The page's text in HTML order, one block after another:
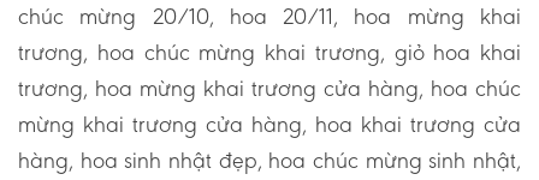
chúc mừng 20/10, hoa 20/11, hoa mừng khai
trương, hoa chúc mừng khai trương, giỏ hoa khai
trương, hoa mừng khai trương cửa hàng, hoa chúc
mừng khai trương cửa hàng, hoa khai trương cửa
hàng, hoa sinh nhật đẹp, hoa chúc mừng sinh nhật,